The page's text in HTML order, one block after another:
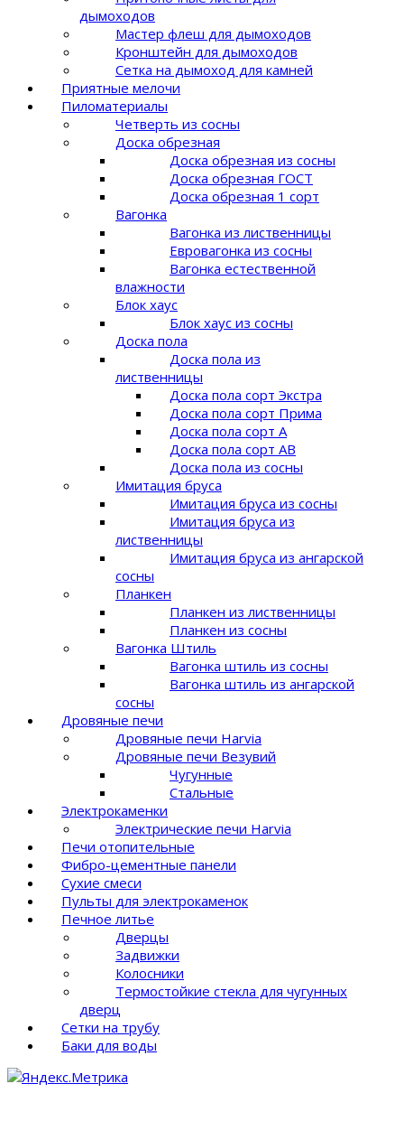
дымоходов
Мастер флеш для дымоходов
Кронштейн для дымоходов
Сетка на дымоход для камней
Приятные мелочи
Пиломатериалы
Четверть из сосны
Доска обрезная
Доска обрезная из сосны
Доска обрезная ГОСТ
Доска обрезная 1 сорт
Вагонка
Вагонка из лиственницы
Евровагонка из сосны
Вагонка естественной
влажности
Блок хаус
Блок хаус из сосны
Доска пола
Доска пола из
лиственницы
Доска пола сорт Экстра
Доска пола сорт Прима
Доска пола сорт A
Доска пола сорт AB
Доска пола из сосны
Имитация бруса
Имитация бруса из сосны
Имитация бруса из
лиственницы
Имитация бруса из ангарской
сосны
Планкен
Планкен из лиственницы
Планкен из сосны
Вагонка Штиль
Вагонка штиль из сосны
Вагонка штиль из ангарской
сосны
Дровяные печи
Дровяные печи Harvia
Дровяные печи Везувий
Чугунные
Стальные
Электрокаменки
Электрические печи Harvia
Печи отопительные
Фибро-цементные панели
Сухие смеси
Пульты для электрокаменок
Печное литье
Дверцы
Задвижки
Колосники
Термостойкие стекла для чугунных
дверц
Сетки на трубу
Баки для воды